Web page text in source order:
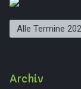
Alle Termine
Archiv